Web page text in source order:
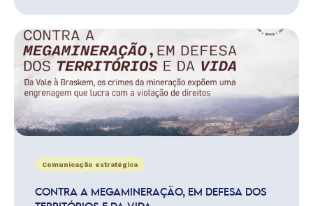
Comunicação estratégica
CONTRA A MEGAMINERAÇÃO, EM DEFESA DOS